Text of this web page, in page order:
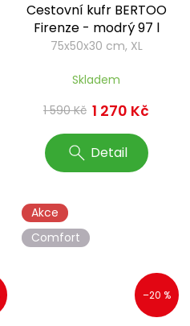
Cestovní kufr BERTOO
Firenze - modrý 97 l
75x50x30 cm, XL
Skladem
1 590 Kč 1 270 Kč
Detail
Akce
Comfort
–20 %